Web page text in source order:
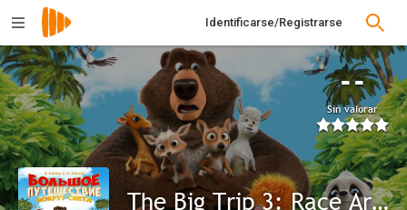
Identificarse/Registrarse
--
Sin valorar
The Big Trip 3: Race Around the World